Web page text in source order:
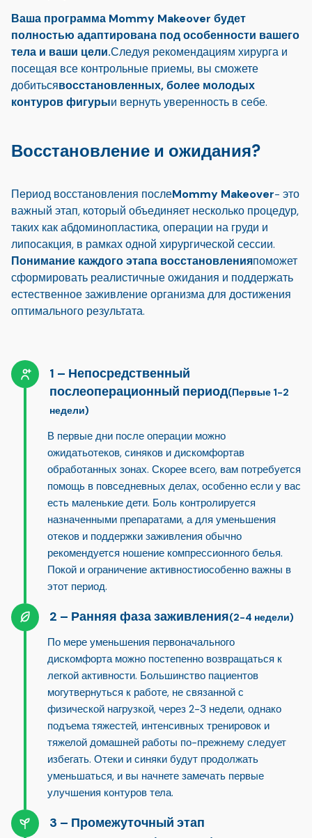
Ваша программа Mommy Makeover будет
полностью адаптирована под особенности вашего
тела и ваши цели.Следуя рекомендациям хирурга и
посещая все контрольные приемы, вы сможете
добитьсявосстановленных, более молодых
контуров фигурыи вернуть уверенность в себе.
Восстановление и ожидания?
Период восстановления послеMommy Makeover- это
важный этап, который объединяет несколько процедур,
таких как абдоминопластика, операции на груди и
липосакция, в рамках одной хирургической сессии.
Понимание каждого этапа восстановленияпоможет
сформировать реалистичные ожидания и поддержать
естественное заживление организма для достижения
оптимального результата.
Непосредственный
послеоперационный период(Первые 1-2
недели)
В первые дни после операции можно
ожидатьотеков, синяков и дискомфортав
обработанных зонах. Скорее всего, вам потребуется
помощь в повседневных делах, особенно если у вас
есть маленькие дети. Боль контролируется
назначенными препаратами, а для уменьшения
отеков и поддержки заживления обычно
рекомендуется ношение компрессионного белья.
Покой и ограничение активностиособенно важны в
этот период.
Ранняя фаза заживления(2-4 недели)
По мере уменьшения первоначального
дискомфорта можно постепенно возвращаться к
легкой активности. Большинство пациентов
могутвернуться к работе, не связанной с
физической нагрузкой, через 2-3 недели, однако
подъема тяжестей, интенсивных тренировок и
тяжелой домашней работы по-прежнему следует
избегать. Отеки и синяки будут продолжать
уменьшаться, и вы начнете замечать первые
улучшения контуров тела.
Промежуточный этап